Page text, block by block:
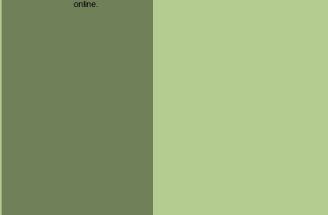
online.